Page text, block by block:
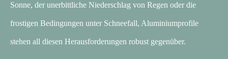
Sonne, der unerbittliche Niederschlag von Regen oder die
frostigen Bedingungen unter Schneefall, Aluminiumprofile
stehen all diesen Herausforderungen robust gegenüber.